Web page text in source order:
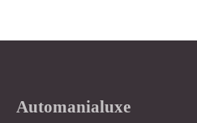
Automanialuxe